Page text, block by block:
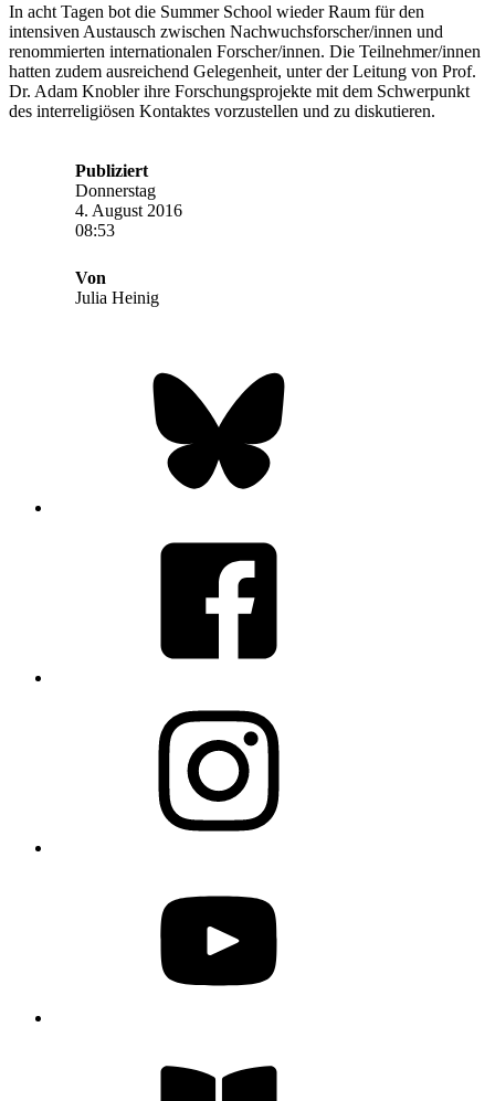
In acht Tagen bot die Summer School wieder Raum für den
intensiven Austausch zwischen Nachwuchsforscher/innen und
renommierten internationalen Forscher/innen. Die Teilnehmer/innen
hatten zudem ausreichend Gelegenheit, unter der Leitung von Prof.
Dr. Adam Knobler ihre Forschungsprojekte mit dem Schwerpunkt
des interreligiösen Kontaktes vorzustellen und zu diskutieren.
Publiziert
Donnerstag
4. August 2016
08:53
Von
Julia Heinig